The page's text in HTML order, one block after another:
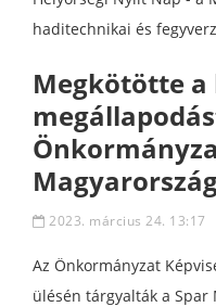
haditechnikai és
Megkötötte a
2023. március 24. 13:17
Az Önkormányzat
ülésén tárgyalták a Spar